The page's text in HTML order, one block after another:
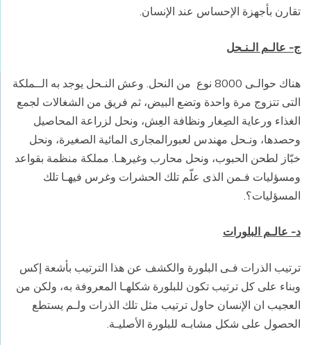
تقارن بأجهزة الإحساس عند الإنسان.
ج- عالـم الـنـحل
هناك حوالـى 8000 نوع
من النحل. وعش النـحل يوجد به الــملكة
التى تتزوج مرة واحدة وتضع البيض، ثم فريق من الشغالات لجمع
الغذاء ورعاية الصِغار ونظافة العِش، ونحل لزراعة المحاصيل
وحصدها، ونـحل مهندس لعبورالمجارى المائية الصغيرة، ونحل
خبّاز لطحن الحبوب، ونحل محارب وغيرهـا. مملكة منظمة بقواعد
ومسؤليات فـمن الذى علّم تلك الحشرات وغرس فيهـا تلك
المسؤليات؟.
د- عالـم البلورات
ترتيب الذرات فـى البلورة والكشف عن هذا الترتيب بأشعة إكس
وبناء على كل ترتيب تكون للبلورة شكلهـا المعروفة به، ولكن من
العجيب ان الإنسان حاول ترتيب مثل تلك الذرات ولـم يستطع
الحصول على شكل مشابـه للبلورة الأصليـة.